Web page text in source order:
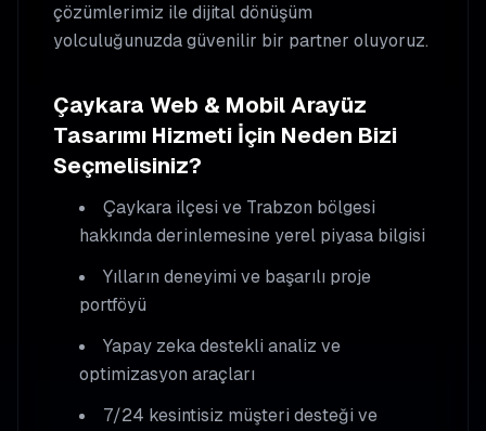
çözümlerimiz ile dijital dönüşüm
yolculuğunuzda güvenilir bir partner oluyoruz.
Çaykara Web & Mobil Arayüz
Tasarımı Hizmeti İçin Neden Bizi
Seçmelisiniz?
Çaykara ilçesi ve Trabzon bölgesi
hakkında derinlemesine yerel piyasa bilgisi
Yılların deneyimi ve başarılı proje
portföyü
Yapay zeka destekli analiz ve
optimizasyon araçları
7/24 kesintisiz müşteri desteği ve